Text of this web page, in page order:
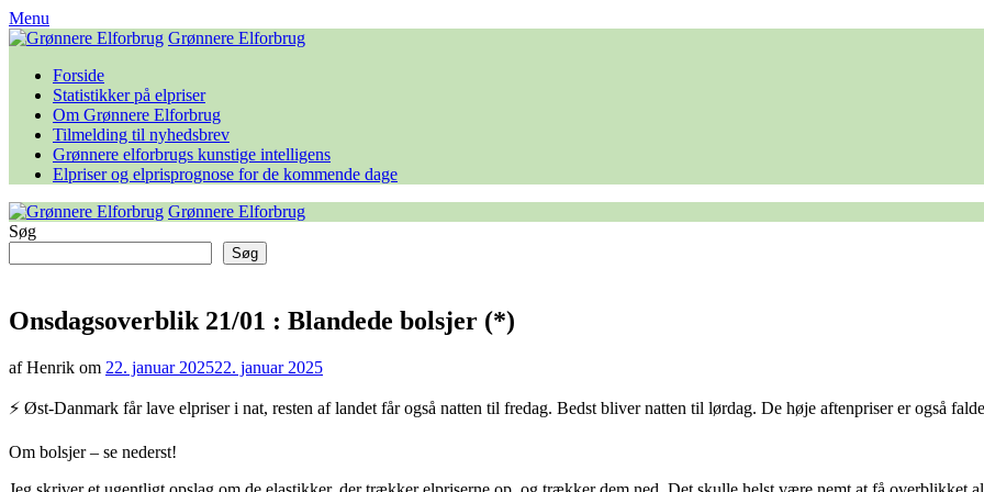
Skip
to
Menu
Grønnere Elforbrug
Forside
Statistikker på elpriser
Om Grønnere Elforbrug
Tilmelding til nyhedsbrev
Grønnere elforbrugs kunstige intelligens
Elpriser og elprisprognose for de kommende dage
Grønnere Elforbrug
Søg
Søg
Onsdagsoverblik 21/01 : Blandede bolsjer (*)
af Henrik om 22. januar 202522. januar 2025
⚡️ Øst-Danmark får lave elpriser i nat, resten af landet får også natten til fredag. Bedst bliver natten til lørdag. De høje aftenpriser er også
Om bolsjer – se nederst!